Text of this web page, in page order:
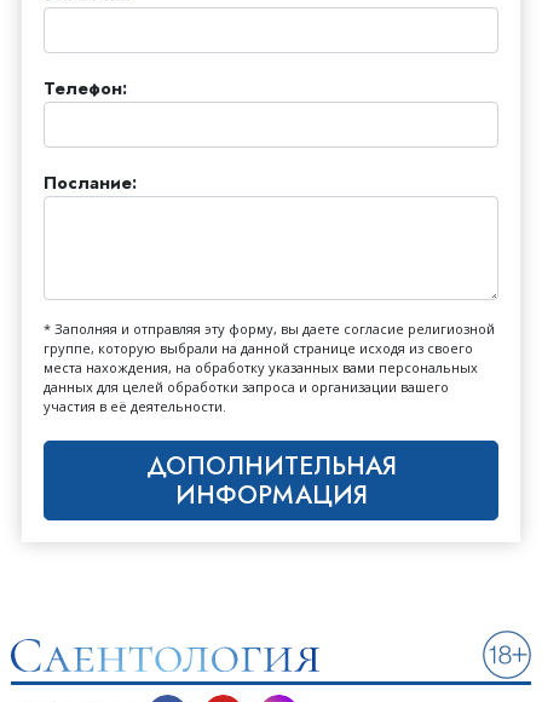
Телефон:
Послание:
* Заполняя и отправляя эту форму, вы даете согласие религиозной
группе, которую выбрали на данной странице исходя из своего
места нахождения, на обработку указанных вами персональных
данных для целей обработки запроса и организации вашего
участия в её деятельности.
ДОПОЛНИТЕЛЬНАЯ
ИНФОРМАЦИЯ